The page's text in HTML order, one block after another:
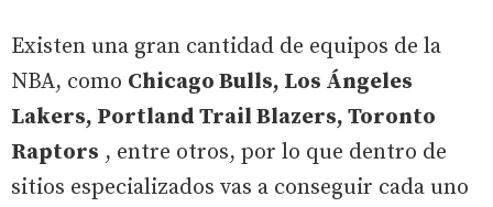
Existen una gran cantidad de equipos de la
NBA, como Chicago Bulls, Los Ángeles
Lakers, Portland Trail Blazers, Toronto
Raptors , entre otros, por lo que dentro de
sitios especializados vas a conseguir cada uno